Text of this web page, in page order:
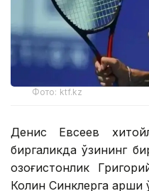
Фото: ktf.kz
Денис Евсеев
биргаликда ўзининг
қозоғистонлик
Колин Синклерга қарши